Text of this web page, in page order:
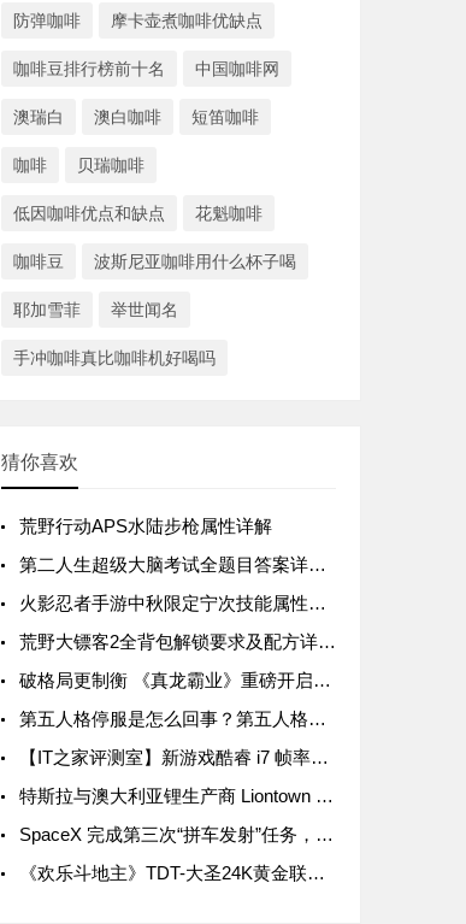
防弹咖啡 摩卡壶煮咖啡优缺点
咖啡豆排行榜前十名 中国咖啡网
澳瑞白 澳白咖啡 短笛咖啡
咖啡 贝瑞咖啡
低因咖啡优点和缺点 花魁咖啡
咖啡豆 波斯尼亚咖啡用什么杯子喝
耶加雪菲 举世闻名
手冲咖啡真比咖啡机好喝吗
猜你喜欢
荒野行动APS水陆步枪属性详解
第二人生超级大脑考试全题目答案详解汇总
火影忍者手游中秋限定宁次技能属性详解
荒野大镖客2全背包解锁要求及配方详解汇总
破格局更制衡 《真龙霸业》重磅开启SLG3.0时代
第五人格停服是怎么回事？第五人格停服公告一览
【IT之家评测室】新游戏酷睿 i7 帧率领先 15%，拯救者 Y9000P 与 R9000P 进一步拉开差距
特斯拉与澳大利亚锂生产商 Liontown Resources 签署五年协议，后者股价暴涨近 20%
SpaceX 完成第三次“拼车发射”任务，送 105 颗微型卫星入轨
《欢乐斗地主》TDT-大圣24K黄金联赛首轮周赛战罢 关注大圣Live抢互动豪礼！